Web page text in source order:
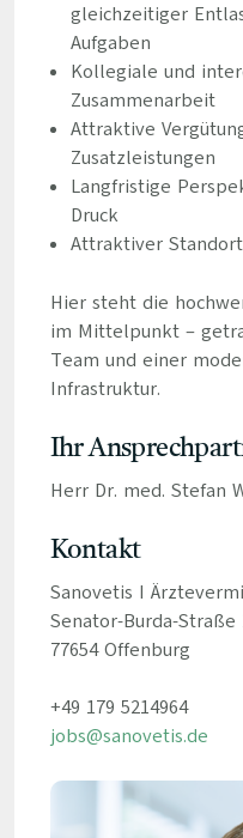
gleichzeitiger
Aufgaben
Kollegiale und
Zusammenarbeit
Attraktive
Zusatzleistungen
Langfristige
Druck
Attraktiver
Hier steht die
im Mittelpunkt –
Team und einer
Infrastruktur.
Ihr
Herr Dr. med. Stefan
Kontakt
Sanovetis I
Senator-Burda-Straße
77654 Offenburg
+49 179 5214964
jobs@sanovetis.de